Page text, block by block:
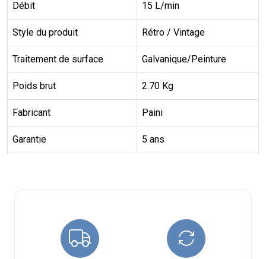
Débit 15 L/min
Style du produit Rétro / Vintage
Traitement de surface Galvanique/Peinture
Poids brut 2.70 Kg
Fabricant Paini
Garantie 5 ans